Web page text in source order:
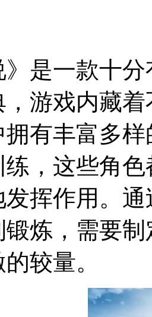
》是一款十
游戏内藏
有丰富多
，这些角
发挥作用。
炼，需要
较量。